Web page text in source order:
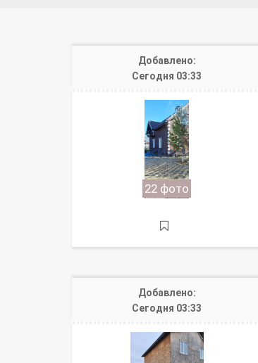
Добавлено:
Сегодня 03:33
22 фото
Добавлено:
Сегодня 03:33